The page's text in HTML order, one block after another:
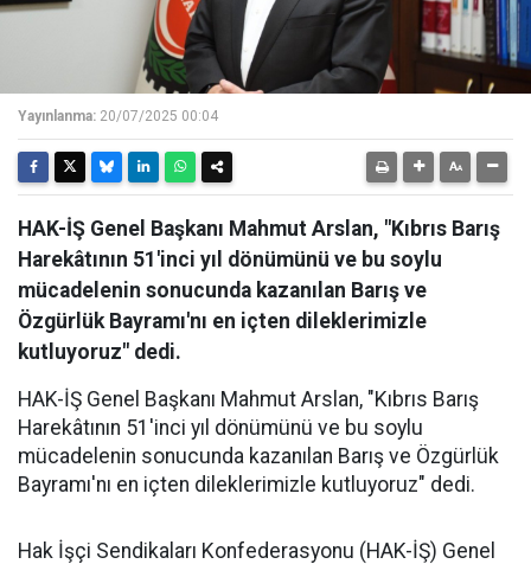
Yayınlanma: 20/07/2025 00:04
HAK-İŞ Genel Başkanı Mahmut Arslan, "Kıbrıs Barış
Harekâtının 51'inci yıl dönümünü ve bu soylu
mücadelenin sonucunda kazanılan Barış ve
Özgürlük Bayramı'nı en içten dileklerimizle
kutluyoruz" dedi.
HAK-İŞ Genel Başkanı Mahmut Arslan, "Kıbrıs Barış
Harekâtının 51'inci yıl dönümünü ve bu soylu
mücadelenin sonucunda kazanılan Barış ve Özgürlük
Bayramı'nı en içten dileklerimizle kutluyoruz" dedi.
Hak İşçi Sendikaları Konfederasyonu (HAK-İŞ) Genel